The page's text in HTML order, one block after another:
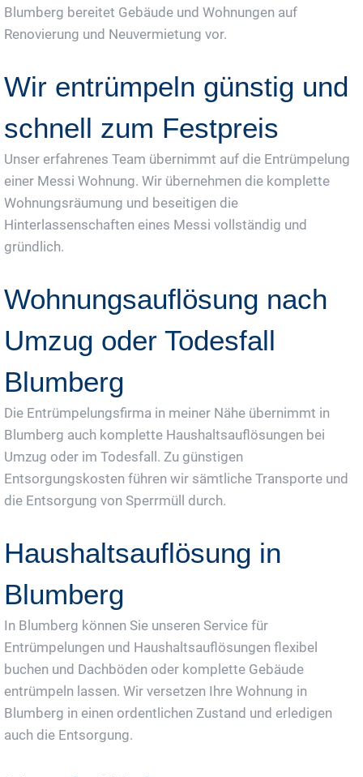
Blumberg bereitet Gebäude und Wohnungen auf
Renovierung und Neuvermietung vor.
Wir entrümpeln günstig und
schnell zum Festpreis
Unser erfahrenes Team übernimmt auf die Entrümpelung
einer Messi Wohnung. Wir übernehmen die komplette
Wohnungsräumung und beseitigen die
Hinterlassenschaften eines Messi vollständig und
gründlich.
Wohnungsauflösung nach
Umzug oder Todesfall
Blumberg
Die Entrümpelungsfirma in meiner Nähe übernimmt in
Blumberg auch komplette Haushaltsauflösungen bei
Umzug oder im Todesfall. Zu günstigen
Entsorgungskosten führen wir sämtliche Transporte und
die Entsorgung von Sperrmüll durch.
Haushaltsauflösung in
Blumberg
In Blumberg können Sie unseren Service für
Entrümpelungen und Haushaltsauflösungen flexibel
buchen und Dachböden oder komplette Gebäude
entrümpeln lassen. Wir versetzen Ihre Wohnung in
Blumberg in einen ordentlichen Zustand und erledigen
auch die Entsorgung.